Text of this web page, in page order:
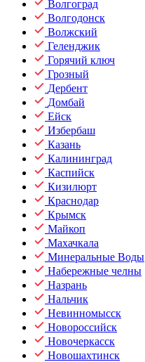
Волгоград
Волгодонск
Волжский
Геленджик
Горячий ключ
Грозный
Дербент
Домбай
Ейск
Избербаш
Казань
Калининград
Каспийск
Кизилюрт
Краснодар
Крымск
Майкоп
Махачкала
Минеральные Воды
Набережные челны
Назрань
Нальчик
Невинномысск
Новороссийск
Новочеркасск
Новошахтинск